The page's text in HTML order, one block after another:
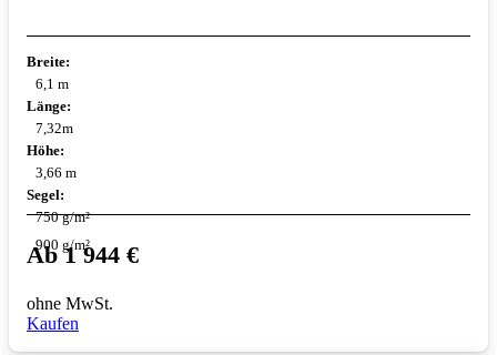
Breite:
6,1 m
Länge:
7,32m
Höhe:
3,66 m
Segel:
750 g/m²
900 g/m²
Ab1 944 €
ohne MwSt.
Kaufen